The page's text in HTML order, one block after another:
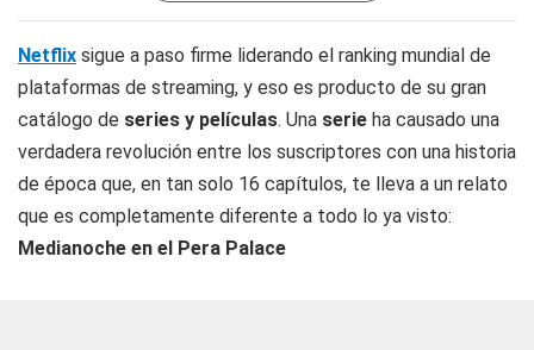
Netflix sigue a paso firme liderando el ranking mundial de
plataformas de streaming, y eso es producto de su gran
catálogo de series y películas. Una serie ha causado una
verdadera revolución entre los suscriptores con una historia
de época que, en tan solo 16 capítulos, te lleva a un relato
que es completamente diferente a todo lo ya visto:
Medianoche en el Pera Palace